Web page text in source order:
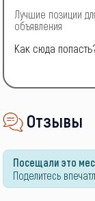
Лучшие позиции
объявления
Как сюда
Отзывы
Посещали это
Поделитесь